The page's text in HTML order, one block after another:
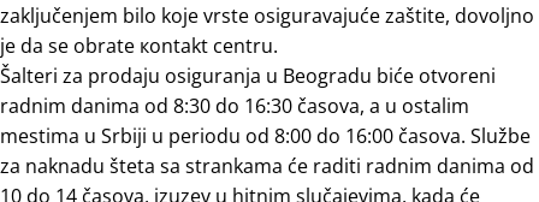
zaključenjem bilo koje vrste osiguravajuće zaštite, dovoljno
je da se obrate кontakt centru.
Šalteri za prodaju osiguranja u Beogradu biće otvoreni
radnim danima od 8:30 do 16:30 časova, a u ostalim
mestima u Srbiji u periodu od 8:00 do 16:00 časova. Službe
za naknadu šteta sa strankama će raditi radnim danima od
10 do 14 časova, izuzev u hitnim slučajevima, kada će